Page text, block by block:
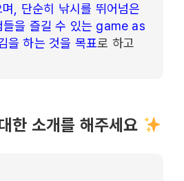
, 단순히 낚시를 뛰어넘은
을 즐길 수 있는 game as
을 하는 것을 목표로 하고
한 소개를 해주세요